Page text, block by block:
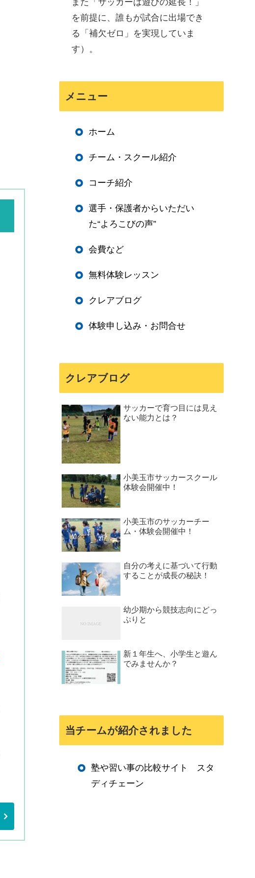
また「サッカーは遊びの延長！」
を前提に、誰もが試合に出場でき
る「補欠ゼロ」を実現していま
す）。
メニュー
ホーム
チーム・スクール紹介
コーチ紹介
選手・保護者からいただい
た“よろこびの声”
会費など
無料体験レッスン
クレアブログ
体験申し込み・お問合せ
クレアブログ
サッカーで育つ目には見え
ない能力とは？
小美玉市サッカースクール
体験会開催中！
小美玉市のサッカーチー
ム・体験会開催中！
自分の考えに基づいて行動
することが成長の秘訣！
幼少期から競技志向にどっ
ぷりと
新１年生へ、小学生と遊ん
でみませんか？
当チームが紹介されました
塾や習い事の比較サイト スタ
ディチェーン